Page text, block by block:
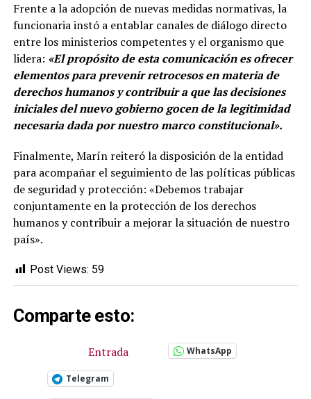
Frente a la adopción de nuevas medidas normativas, la
funcionaria instó a entablar canales de diálogo directo
entre los ministerios competentes y el organismo que
lidera: «El propósito de esta comunicación es ofrecer
elementos para prevenir retrocesos en materia de
derechos humanos y contribuir a que las decisiones
iniciales del nuevo gobierno gocen de la legitimidad
necesaria dada por nuestro marco constitucional».
Finalmente, Marín reiteró la disposición de la entidad
para acompañar el seguimiento de las políticas públicas
de seguridad y protección: «Debemos trabajar
conjuntamente en la protección de los derechos
humanos y contribuir a mejorar la situación de nuestro
país».
Post Views: 59
Comparte esto:
Entrada WhatsApp
Telegram